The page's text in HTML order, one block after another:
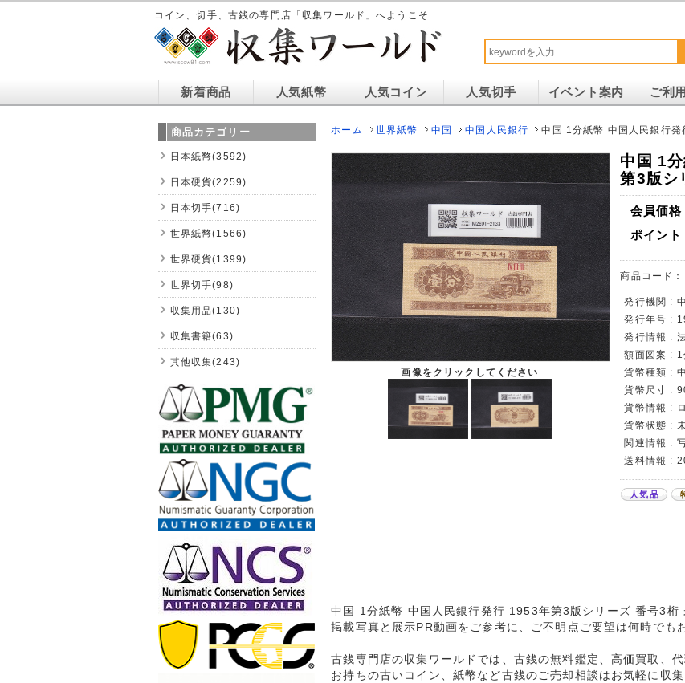
コイン、切手、古銭の専門店「収集ワールド」へようこそ
新着商品 人気紙幣 人気コイン 人気切手 イベント案内 ご利
ホーム 世界紙幣 中国 中国人民銀行 中国 1分紙幣 中国人民銀行
画像をクリックしてください
中国 1
第3版シ
会員価格
ポイント
商品コード：
発行機関 :
発行年号 :
発行情報 :
額面図案 : 1
貨幣種類 :
貨幣尺寸 :
貨幣情報 :
貨幣状態 :
関連情報 :
送料情報 :
人気品
中国 1分紙幣 中国人民銀行発行 1953年第3版シリーズ 番号3桁
掲載写真と展示PR動画をご参考に、ご不明点ご要望は何時でも
古銭専門店の収集ワールドでは、古銭の無料鑑定、高価買取、代
お持ちの古いコイン、紙幣など古銭のご売却相談はお気軽に収
商品カテゴリー
日本紙幣(3592)
日本硬貨(2259)
日本切手(716)
世界紙幣(1566)
世界硬貨(1399)
世界切手(98)
収集用品(130)
収集書籍(63)
其他収集(243)